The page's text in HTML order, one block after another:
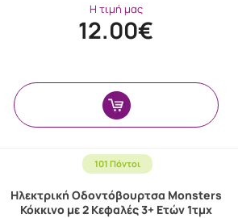
Η τιμή μας
12.00€
101 Πόντοι
Ηλεκτρική Οδοντόβουρτσα Monsters
Κόκκινο με 2 Κεφαλές 3+ Ετών 1τμχ